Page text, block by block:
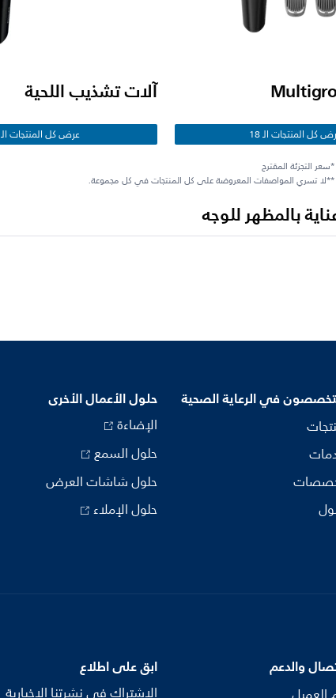
آلات تشذيب اللحية
عرض كل المنتجات الـ 7 كل المنتجات الـ 18
*سعر التجزئة المقترح
**لا تسري المواصفات المعروضة على كل المنتجات في كل مجموعة.
بالمظهر للوجه
في الرعاية الصحية حلول الأعمال الأخرى
الإضاءة
حلول السمع
حلول شاشات العرض
حلول الإملاء
والدعم ابق على اطلاع
الاشتراك في نشرتنا الإخبارية